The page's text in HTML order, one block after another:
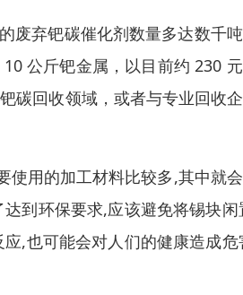
废弃钯碳催化剂数量多达数千
公斤钯金属，以目前约 230
碳回收领域，或者与专业回收
使用的加工材料比较多,其中就
到环保要求,应该避免将锡块闲
,也可能会对人们的健康造成危